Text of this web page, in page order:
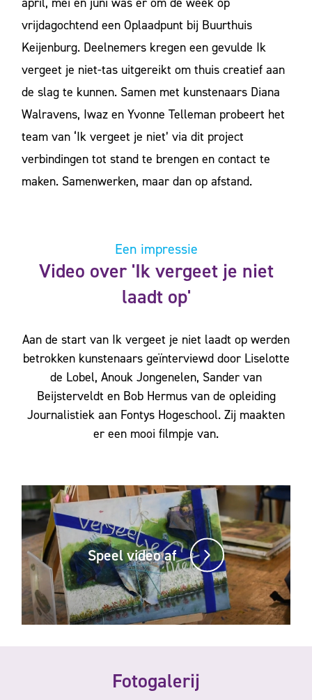
vrijdagochtend een Oplaadpunt bij Buurthuis
Keijenburg. Deelnemers kregen een gevulde Ik
vergeet je niet-tas uitgereikt om thuis creatief aan
de slag te kunnen. Samen met kunstenaars Diana
Walravens, Iwaz en Yvonne Telleman probeert het
team van ‘Ik vergeet je niet’ via dit project
verbindingen tot stand te brengen en contact te
maken. Samenwerken, maar dan op afstand.
Een impressie
Video over 'Ik vergeet je niet
laadt op'
Aan de start van Ik vergeet je niet laadt op werden
betrokken kunstenaars geïnterviewd door Liselotte
de Lobel, Anouk Jongenelen, Sander van
Beijsterveldt en Bob Hermus van de opleiding
Journalistiek aan Fontys Hogeschool. Zij maakten
er een mooi filmpje van.
Speel video af
Fotogalerij